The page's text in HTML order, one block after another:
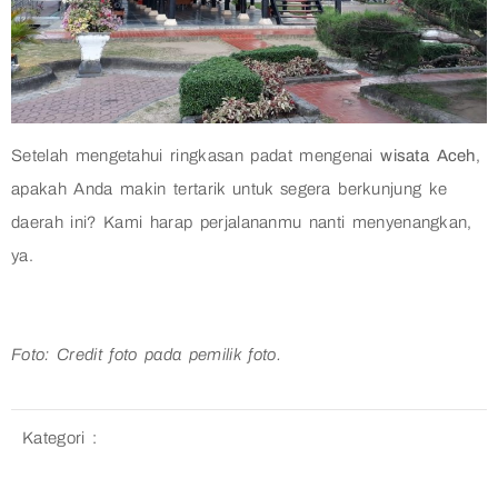
Setelah mengetahui ringkasan padat mengenaiwisata Aceh,
apakah Anda makin tertarik untuk segera berkunjung ke
daerah ini? Kami harap perjalananmu nanti menyenangkan,
ya.
Foto: Credit foto pada pemilik foto.
Kategori :